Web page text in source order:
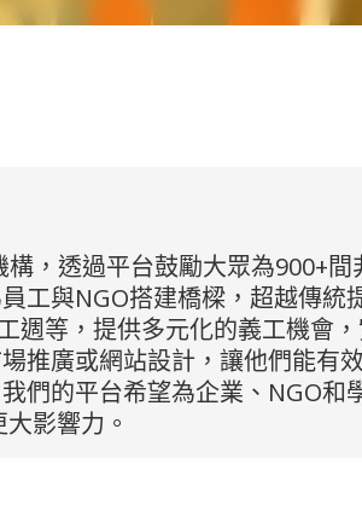
，透過平台鼓勵大眾為900+
工與NGO搭建橋樑，超越傳
週等，提供多元化的義工機會
推廣或網站設計，讓他們能
們的平台希望為企業、NGO
影響力。